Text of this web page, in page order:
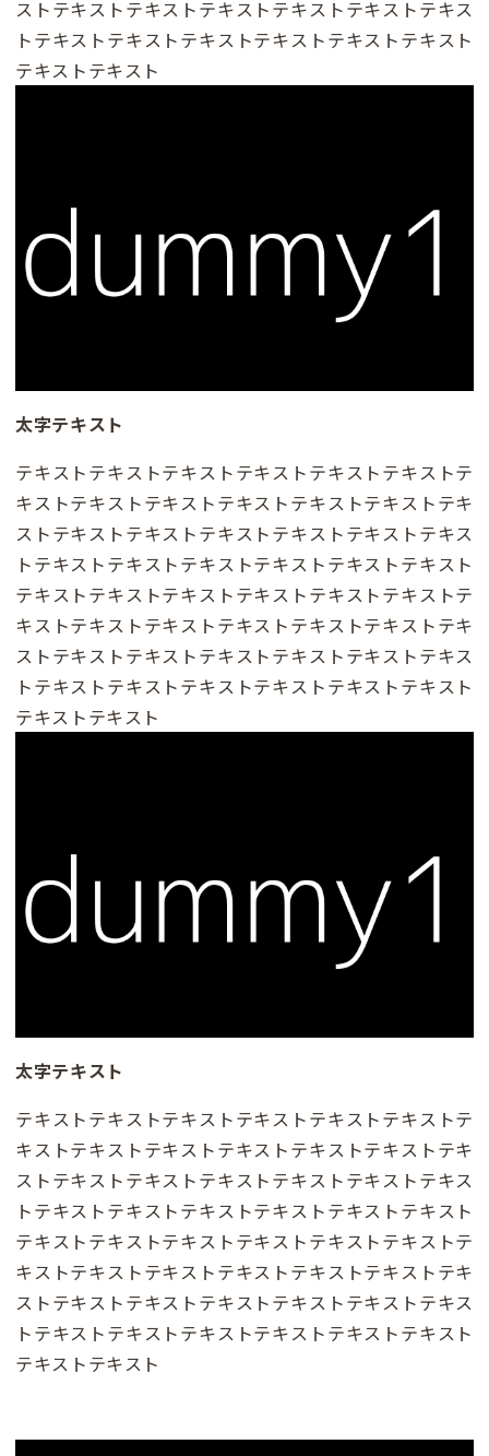
ストテキストテキストテキストテキストテキストテキス
トテキストテキストテキストテキストテキストテキスト
テキストテキスト
太字テキスト
テキストテキストテキストテキストテキストテキストテ
キストテキストテキストテキストテキストテキストテキ
ストテキストテキストテキストテキストテキストテキス
トテキストテキストテキストテキストテキストテキスト
テキストテキストテキストテキストテキストテキストテ
キストテキストテキストテキストテキストテキストテキ
ストテキストテキストテキストテキストテキストテキス
トテキストテキストテキストテキストテキストテキスト
テキストテキスト
太字テキスト
テキストテキストテキストテキストテキストテキストテ
キストテキストテキストテキストテキストテキストテキ
ストテキストテキストテキストテキストテキストテキス
トテキストテキストテキストテキストテキストテキスト
テキストテキストテキストテキストテキストテキストテ
キストテキストテキストテキストテキストテキストテキ
ストテキストテキストテキストテキストテキストテキス
トテキストテキストテキストテキストテキストテキスト
テキストテキスト